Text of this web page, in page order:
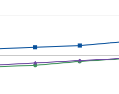
verbessern. Die Ergebnisse werden
produzierten Informationen
als Schätzungen zu interpretieren. Der
auf Basis einer
einer